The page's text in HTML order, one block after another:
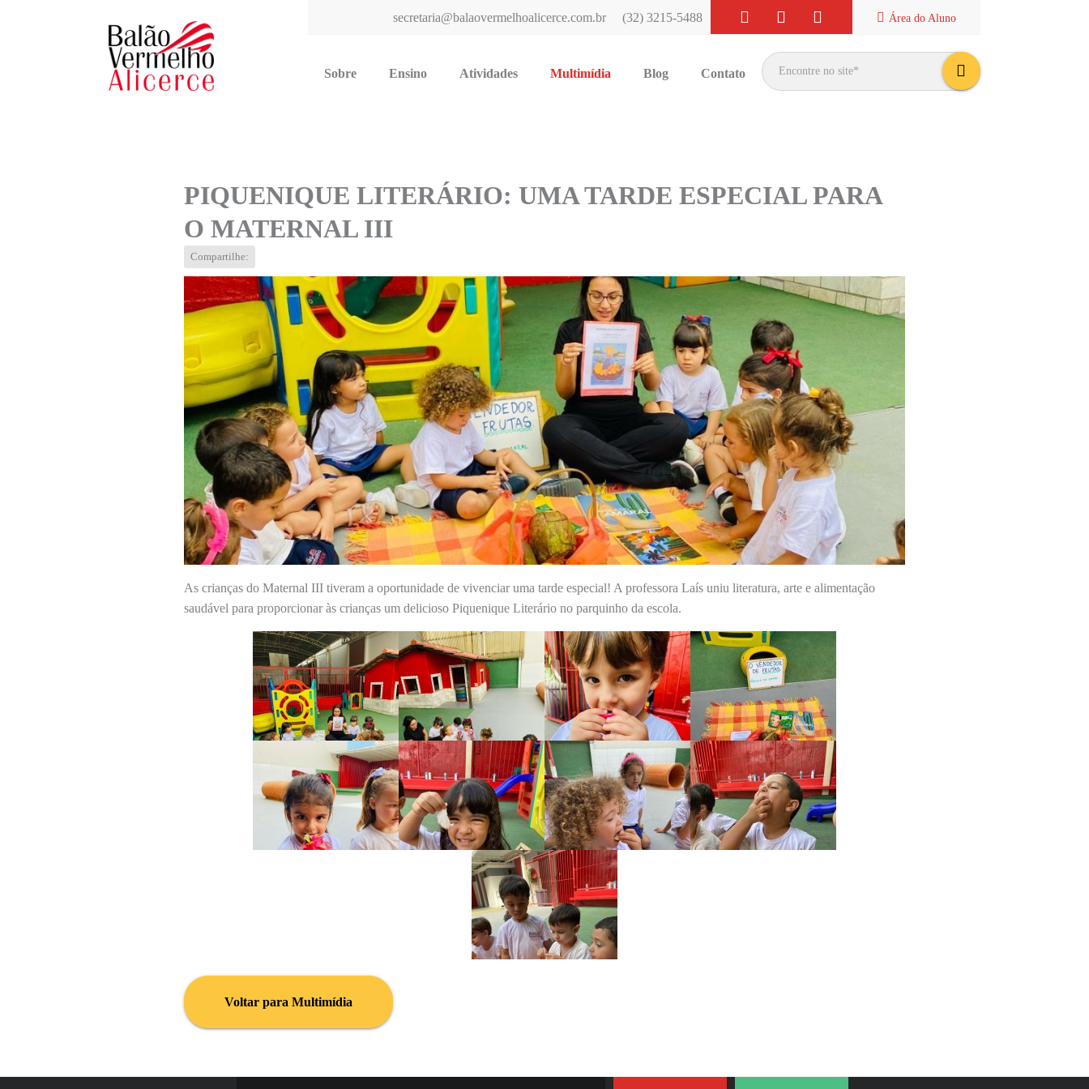
secretaria@balaovermelhoalicerce.com.br (32) 3215-5488 Área do Aluno
Sobre Ensino Atividades Multimídia Blog Contato
PIQUENIQUE LITERÁRIO: UMA TARDE ESPECIAL PARA
O MATERNAL III
Compartilhe:
As crianças do Maternal III tiveram a oportunidade de vivenciar uma tarde especial! A professora Laís uniu literatura, arte e alimentação
saudável para proporcionar às crianças um delicioso Piquenique Literário no parquinho da escola.
Voltar para Multimídia